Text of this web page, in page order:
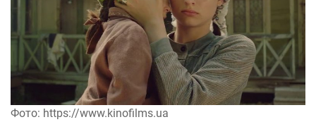
Фото: https://www.kinofilms.ua